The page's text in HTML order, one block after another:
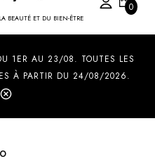
BEAUTÉ ET DU BIEN-ÊTRE
0
1ER AU 23/08. TOUTES LES
À PARTIR DU 24/08/2026.